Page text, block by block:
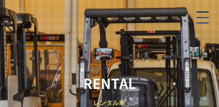
RENTAL
レンタル車